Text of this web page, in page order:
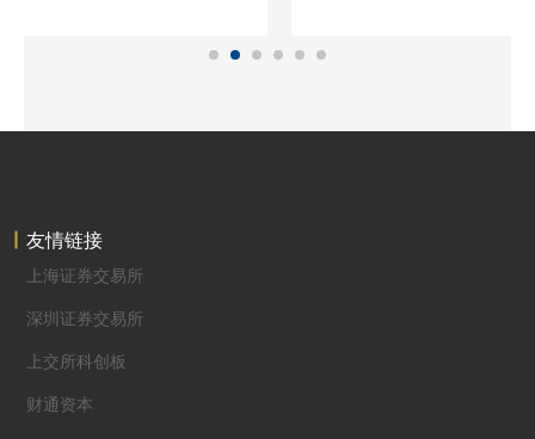
友情链接
上海证券交易所
深圳证券交易所
上交所科创板
财通资本